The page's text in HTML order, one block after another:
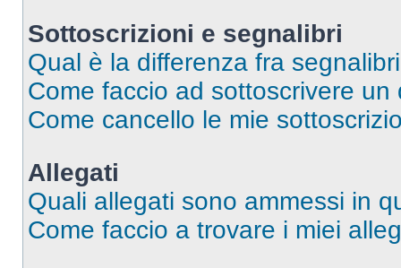
Sottoscrizioni e segnalibri
Qual è la differenza fra
Come faccio ad sottoscrivere
Come cancello le mie
Allegati
Quali allegati sono ammessi in
Come faccio a trovare i miei